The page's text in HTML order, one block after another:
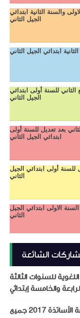
والسنة الثانية ابتدائي
الجيل الثاني
ابتدائي الجيل الثاني
للسنة أولى ابتدائي
الجيل الثاني
بعد تعديل للسنة أولى
ابتدائي الجيل الثاني
أولى ابتدائي الجيل
الثاني
الاولى ابتدائي الجيل
الثاني
الشائعة
للسنوات الثالثة
والخامسة إبتدائي
قائمة الناجحين و الاحتياط في مسابقة الأساتذة 2017 جميع